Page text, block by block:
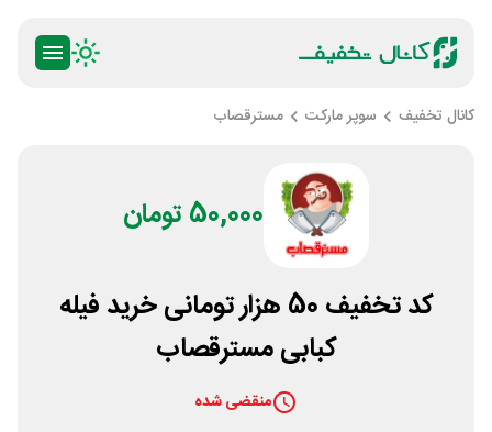
کانال تخفیف سوپر مارکت مسترقصاب
50,000 تومان
کد تخفیف 50 هزار تومانی خرید فیله
کبابی مسترقصاب
منقضی شده